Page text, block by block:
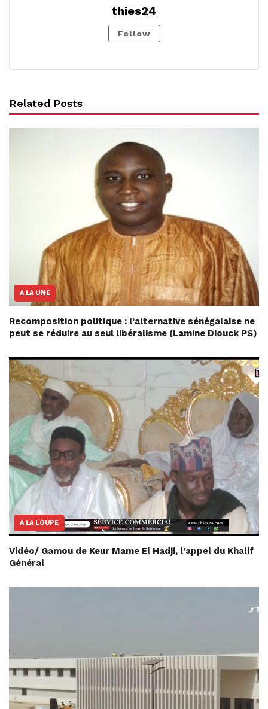
thies24
Follow
Related Posts
A LA UNE
Recomposition politique : l’alternative sénégalaise ne
peut se réduire au seul libéralisme (Lamine Diouck PS)
A LA LOUPE
Vidéo/ Gamou de Keur Mame El Hadji, l’appel du Khalif
Général